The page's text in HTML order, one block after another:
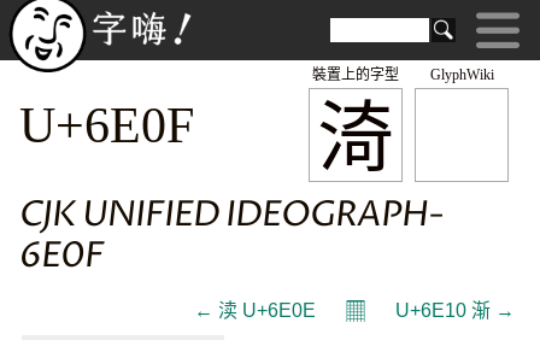
GlyphWiki
渏
裝置上的字型
U+6E0F
CJK UNIFIED IDEOGRAPH-
6E0F
← 渎 U+6E0E 𝄜 U+6E10 渐 →